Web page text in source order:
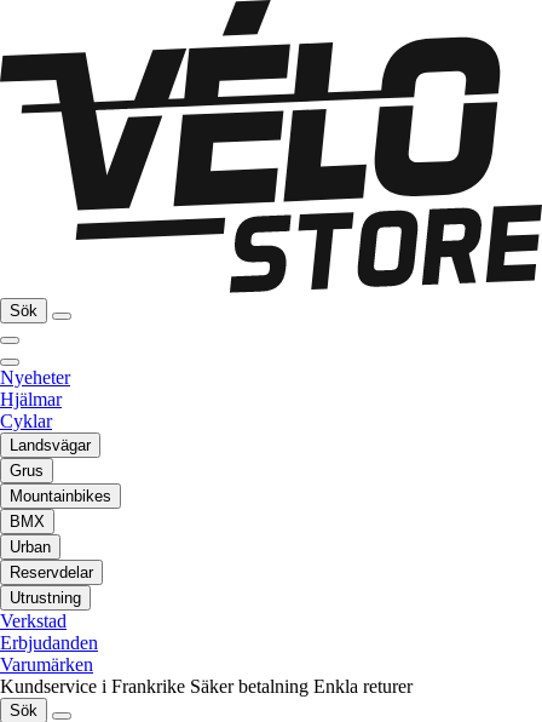
Sök
Nyeheter
Hjälmar
Cyklar
Landsvägar
Grus
Mountainbikes
BMX
Urban
Reservdelar
Utrustning
Verkstad
Erbjudanden
Varumärken
Kundservice i Frankrike Säker betalning Enkla returer
Sök